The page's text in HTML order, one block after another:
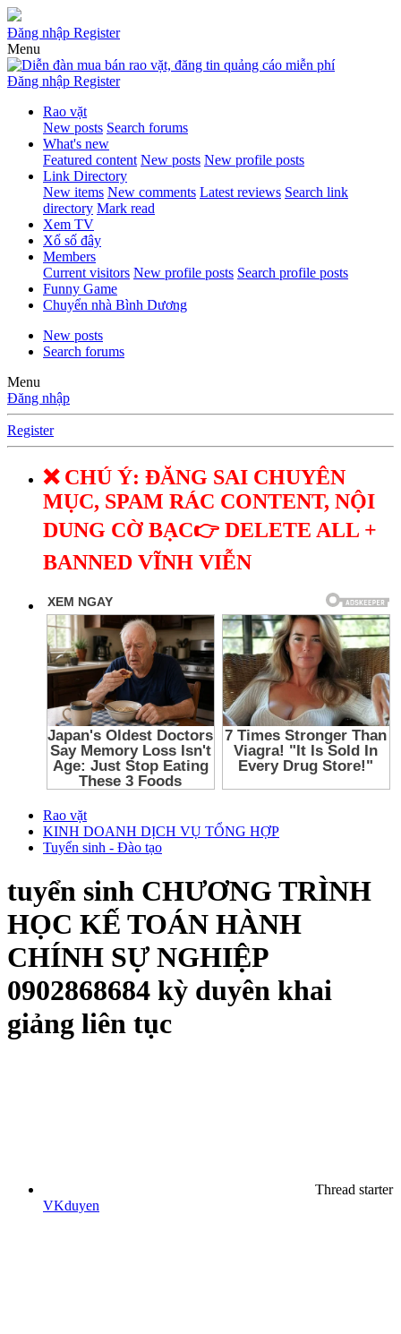
Đăng nhập Register
Menu
Đăng nhập Register
Rao vặt
New posts Search forums
What's new
Featured content New posts New profile posts
Link Directory
New items New comments Latest reviews Search link
directory Mark read
Xem TV
Xổ số đây
Members
Current visitors New profile posts Search profile posts
Funny Game
Chuyển nhà Bình Dương
New posts
Search forums
Menu
Đăng nhập
Register
❌ CHÚ Ý: ĐĂNG SAI CHUYÊN
MỤC, SPAM RÁC CONTENT, NỘI
DUNG CỜ BẠC👉 DELETE ALL +
BANNED VĨNH VIỄN
Rao vặt
KINH DOANH DỊCH VỤ TỔNG HỢP
Tuyển sinh - Đào tạo
tuyển sinh CHƯƠNG TRÌNH
HỌC KẾ TOÁN HÀNH
CHÍNH SỰ NGHIỆP
0902868684 kỳ duyên khai
giảng liên tục
Thread starter
VKduyen